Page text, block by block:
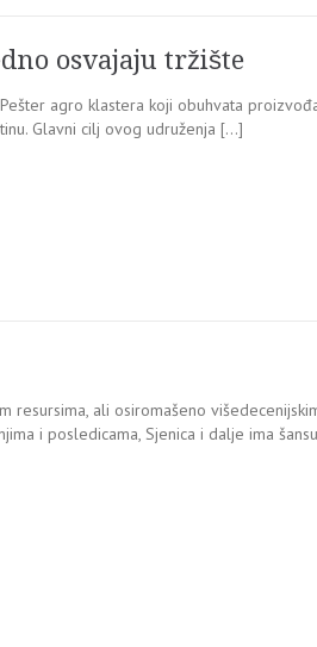
osvajaju tržište
agro klastera koji obuhvata
Glavni cilj ovog udruženja […]
ali osiromašeno
i posledicama, Sjenica i dalje ima